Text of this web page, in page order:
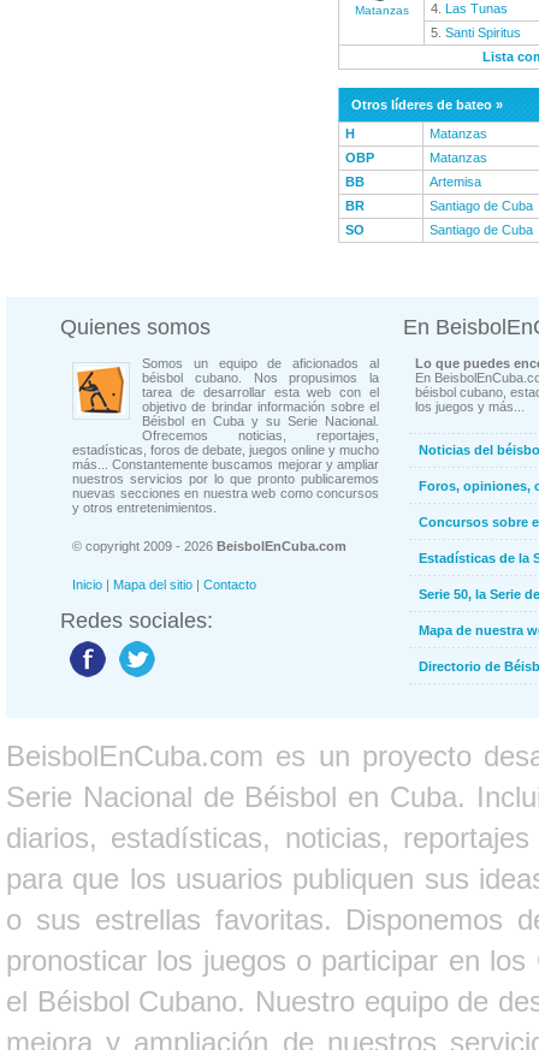
Matanzas
4. Las Tunas
5. Santi Spiritus
Lista
Otros líderes de bateo »
H
Matanzas
OBP
Matanzas
BB
Artemisa
BR
Santiago de Cuba
SO
Santiago de Cuba
Quienes somos
Somos un equipo de aficionados al
béisbol cubano. Nos propusimos la
tarea de desarrollar esta web con el
objetivo de brindar información sobre el
Béisbol en Cuba y su Serie Nacional.
Ofrecemos noticias, reportajes,
estadísticas, foros de debate, juegos online y mucho
más... Constantemente buscamos mejorar y ampliar
nuestros servicios por lo que pronto publicaremos
nuevas secciones en nuestra web como concursos
y otros entretenimientos.
© copyright 2009 - 2026 BeisbolEnCuba.com
Inicio | Mapa del sitio | Contacto
Redes sociales:
En
Lo que puedes
En
béisbol cubano,
los juegos y más...
Noticias del
Foros, opiniones,
Concursos sobre
Estadísticas de la
Serie 50, la Serie
Mapa de nuestra
Directorio de
BeisbolEnCuba.com es un proyecto
Serie Nacional de Béisbol en Cuba.
diarios, estadísticas, noticias,
para que los usuarios publiquen sus
o sus estrellas favoritas. Disponemos
pronosticar los juegos o participar en
el Béisbol Cubano. Nuestro equipo de
mejora y ampliación de nuestros